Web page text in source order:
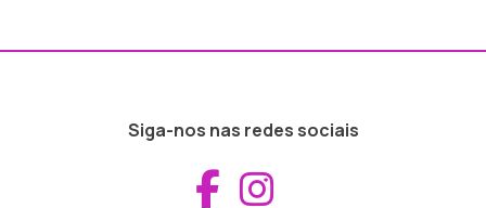
Siga-nos nas redes sociais
Aceder ao